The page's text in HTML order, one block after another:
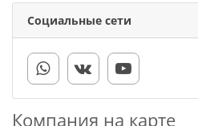
Социальные сети
Компания на карте